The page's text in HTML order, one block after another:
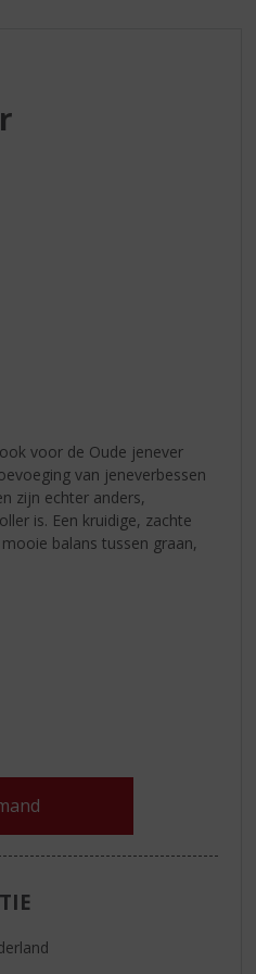
voor de Oude jenever
van jeneverbessen
zijn echter anders,
is. Een kruidige, zachte
balans tussen graan,